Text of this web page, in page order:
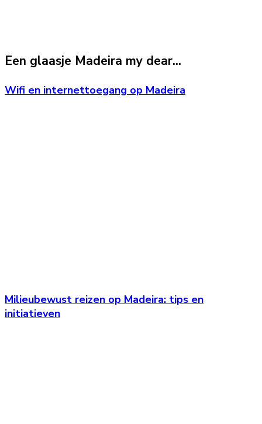
Een glaasje Madeira my dear...
Wifi en internettoegang op Madeira
Milieubewust reizen op Madeira: tips en
initiatieven